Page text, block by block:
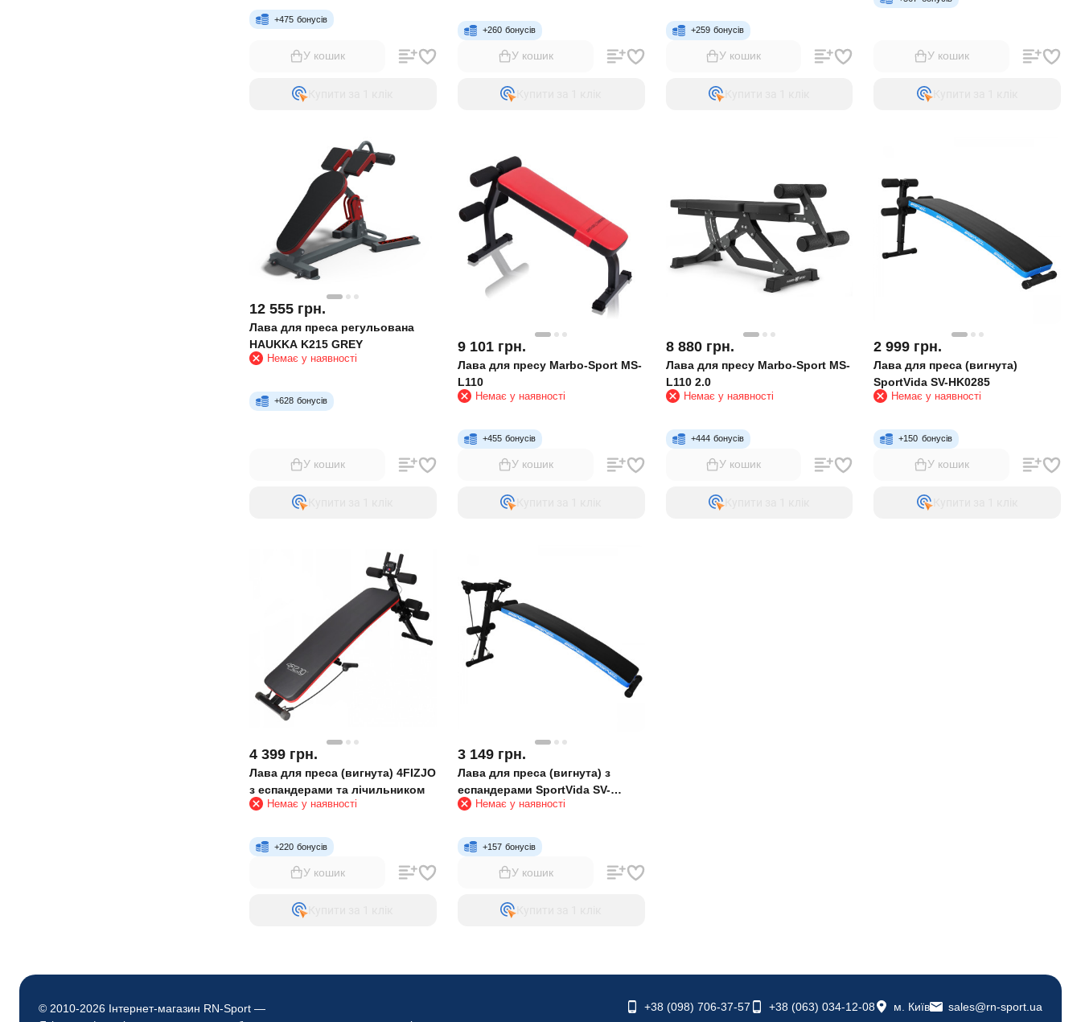
+475 бонусів
У кошик
+260 бонусів
У кошик
+259 бонусів
У кошик
Купити за 1 клiк
У кошик
Купити за 1 клiк
12 555 грн.
Лава для преса регульована
HAUKKA K215 GREY
Немає у наявності
+628 бонусів
У кошик
9 101 грн.
Лава для пресу Marbo-Sport MS-
L110
Немає у наявності
+455 бонусів
У кошик
8 880 грн.
Лава для пресу Marbo-Sport MS-
L110 2.0
Немає у наявності
+444 бонусів
У кошик
Купити за 1 клiк
2 999 грн.
Лава для преса (вигнута)
SportVida SV-HK0285
Немає у наявності
+150 бонусів
У кошик
Купити за 1 клiк
4 399 грн.
Лава для преса (вигнута) 4FIZJO
з еспандерами та лічильником
Немає у наявності
+220 бонусів
У кошик
3 149 грн.
Лава для преса (вигнута) з
еспандерами SportVida SV-
HK0284Немає у наявності
+157 бонусів
У кошик
© 2010-2026 Інтернет-магазин RN-Sport —
+38 (098) 706-37-57 +38 (063) 034-12-08 м. Київ sales@rn-sport.ua